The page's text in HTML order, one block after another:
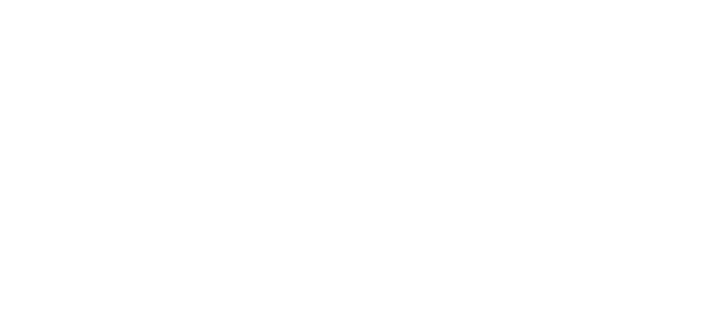
našim kompletním produktovým portfoliem.
střediscích v České republice. Více informací se dozvíte na stránkách jednotlivých středisek.
pro zajímavé pozice.​